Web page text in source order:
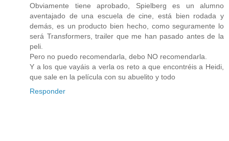
Obviamente tiene aprobado, Spielberg es un alumno
aventajado de una escuela de cine, está bien rodada y
demás, es un producto bien hecho, como seguramente lo
será Transformers, trailer que me han pasado antes de la
peli.
Pero no puedo recomendarla, debo NO recomendarla.
Y a los que vayáis a verla os reto a que encontréis a Heidi,
que sale en la película con su abuelito y todo
Responder